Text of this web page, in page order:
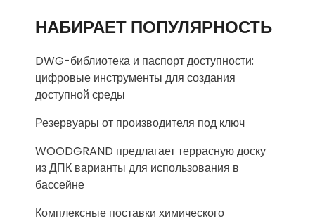
НАБИРАЕТ ПОПУЛЯРНОСТЬ
DWG-библиотека и паспорт доступности:
цифровые инструменты для создания
доступной среды
Резервуары от производителя под ключ
WOODGRAND предлагает террасную доску
из ДПК варианты для использования в
бассейне
Комплексные поставки химического